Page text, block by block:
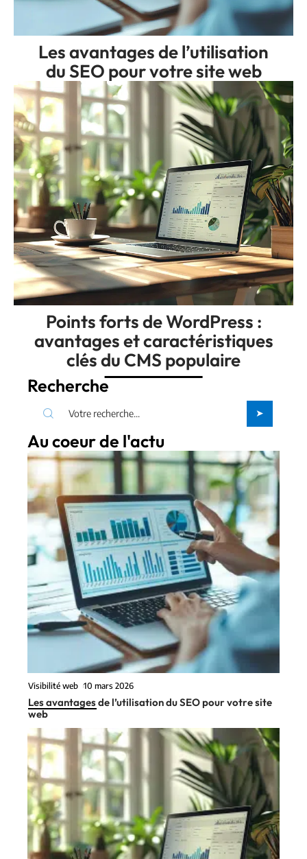
Les avantages de l’utilisation
du SEO pour votre site web
Points forts de WordPress :
avantages et caractéristiques
clés du CMS populaire
Recherche
Au coeur de l'actu
Visibilité web 10 mars 2026
Les avantages de l’utilisation du SEO pour votre site
web